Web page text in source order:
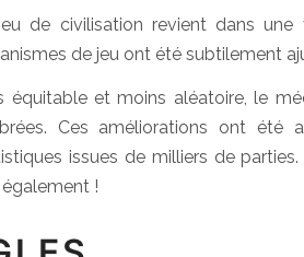
de civilisation revient dans
de jeu ont été subtilement
équitable et moins aléatoire, le
Ces améliorations ont été
issues de milliers de
également !